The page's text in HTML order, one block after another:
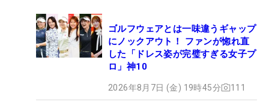
なるスケールアップを目指している。
飛距離アップしたことで、アイアンの距離感を合わ
せる練習に時間を割いた。そして「苦手だった」ア
ころから何球も打っていたが、1球1球ライや状況を
ゴルフウェアとは一味違うギャップ
にノックアウト！ ファンが惚れ直
した「ドレス姿が完璧すぎる女子プ
ロ」神10
2026年8月7日 (金) 19時45分 111